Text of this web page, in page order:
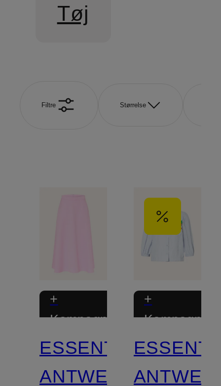
Tøj
Filtre Størrelse
+
Kampagnerabat
Certificeret
ESSENTIEL
ANTWERP
+